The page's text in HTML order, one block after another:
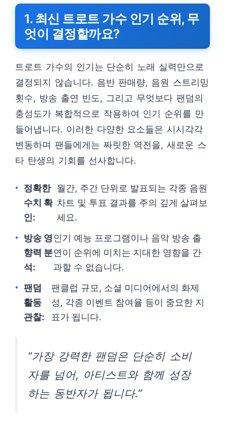
1. 최신 트로트 가수 인기 순위, 무
엇이 결정할까요?
트로트 가수의 인기는 단순히 노래 실력만으로
결정되지 않습니다. 음반 판매량, 음원 스트리밍
횟수, 방송 출연 빈도, 그리고 무엇보다 팬덤의
충성도가 복합적으로 작용하여 인기 순위를 만
들어냅니다. 이러한 다양한 요소들은 시시각각
변동하며 팬들에게는 짜릿한 역전을, 새로운 스
타 탄생의 기회를 선사합니다.
정확한
수치 확
인:
월간, 주간 단위로 발표되는 각종 음원
차트 및 투표 결과를 주의 깊게 살펴보
세요.
방송 영
향력 분
석:
인기 예능 프로그램이나 음악 방송 출
연이 순위에 미치는 지대한 영향을 간
과할 수 없습니다.
팬덤
활동
관찰:
팬클럽 규모, 소셜 미디어에서의 화제
성, 각종 이벤트 참여율 등이 중요한 지
표가 됩니다.
“가장 강력한 팬덤은 단순히 소비
자를 넘어, 아티스트와 함께 성장
하는 동반자가 됩니다.”